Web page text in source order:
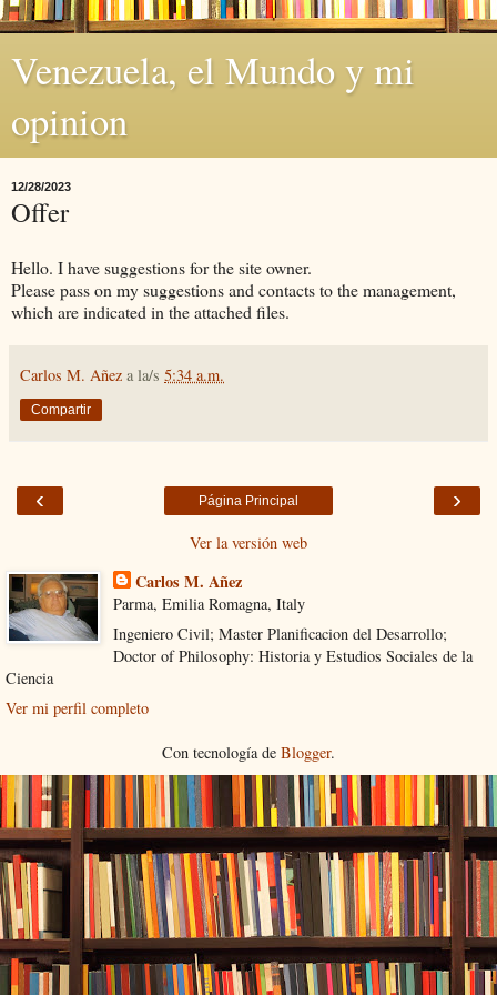
Venezuela, el Mundo y mi
opinion
12/28/2023
Offer
Hello. I have suggestions for the site owner.
Please pass on my suggestions and contacts to the management,
which are indicated in the attached files.
Carlos M. Añez a la/s 5:34 a.m.
Compartir
‹ ›
Página Principal
Ver la versión web
Carlos M. Añez
Parma, Emilia Romagna, Italy
Ingeniero Civil; Master Planificacion del Desarrollo;
Doctor of Philosophy: Historia y Estudios Sociales de la
Ciencia
Ver mi perfil completo
Con tecnología de Blogger.